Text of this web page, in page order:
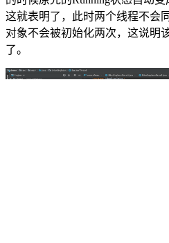
这就表明了，此时两个线程不会
对象不会被初始化两次，这说明
了。